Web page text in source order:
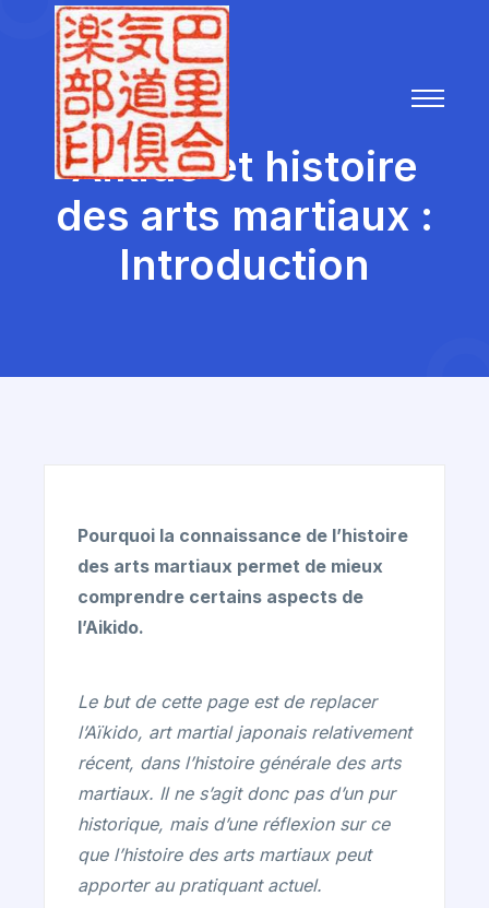
Aïkido et histoire
des arts martiaux :
Introduction
Pourquoi la connaissance de l’histoire
des arts martiaux permet de mieux
comprendre certains aspects de
l’Aikido.
Le but de cette page est de replacer
l’Aïkido, art martial japonais relativement
récent, dans l’histoire générale des arts
martiaux. Il ne s’agit donc pas d’un pur
historique, mais d’une réflexion sur ce
que l’histoire des arts martiaux peut
apporter au pratiquant actuel.